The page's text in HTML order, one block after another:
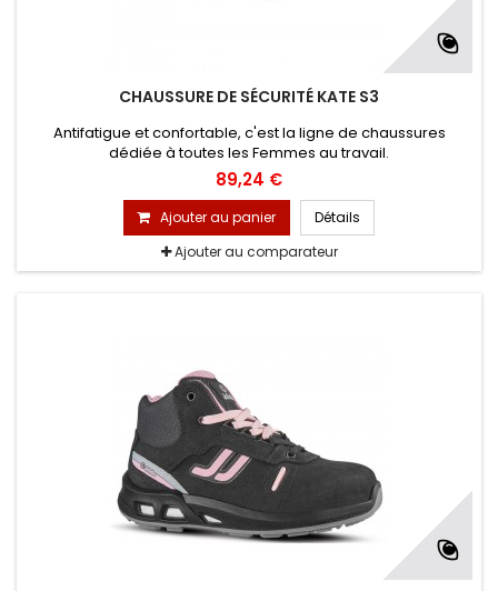
CHAUSSURE DE SÉCURITÉ KATE S3
Antifatigue et confortable, c'est la ligne de chaussures
dédiée à toutes les Femmes au travail.
89,24 €
Ajouter au panier
Détails
Ajouter au comparateur